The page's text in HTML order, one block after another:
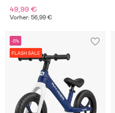
49,99 €
Vorher: 56,99 €
-5%
FLASH SALE